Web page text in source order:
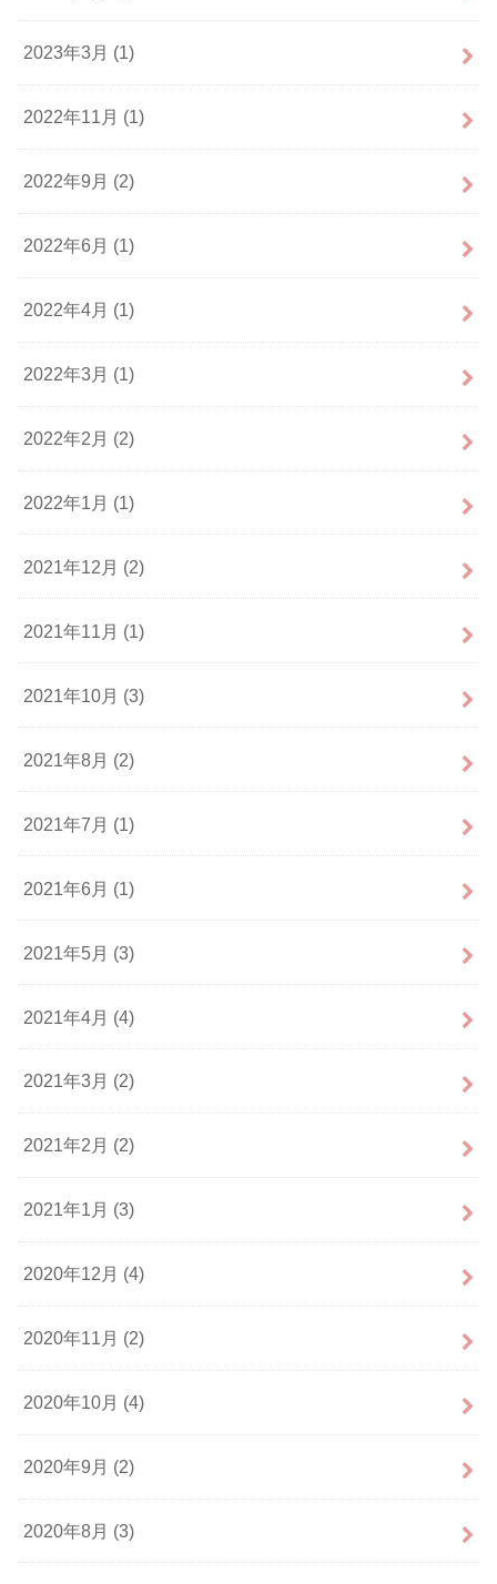
2023年3月 (1)
2022年11月 (1)
2022年9月 (2)
2022年6月 (1)
2022年4月 (1)
2022年3月 (1)
2022年2月 (2)
2022年1月 (1)
2021年12月 (2)
2021年11月 (1)
2021年10月 (3)
2021年8月 (2)
2021年7月 (1)
2021年6月 (1)
2021年5月 (3)
2021年4月 (4)
2021年3月 (2)
2021年2月 (2)
2021年1月 (3)
2020年12月 (4)
2020年11月 (2)
2020年10月 (4)
2020年9月 (2)
2020年8月 (3)